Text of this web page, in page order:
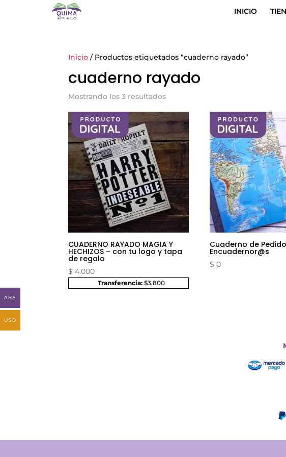
INICIO
Inicio / Productos etiquetados “cuaderno rayado”
cuaderno rayado
Mostrando los 3 resultadosOrdenado
precio:
alto
a
bajo
CUADERNO RAYADO MAGIA Y
HECHIZOS – con tu logo y tapa
de regalo
$ 4.000
Transferencia: $3,800
Cuaderno de
Encuadernor@s
$ 0
ARS
USD